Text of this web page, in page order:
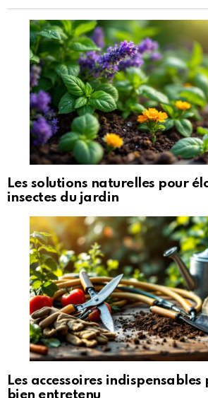
Les solutions naturelles pour
insectes du jardin
Les accessoires
bien entretenu